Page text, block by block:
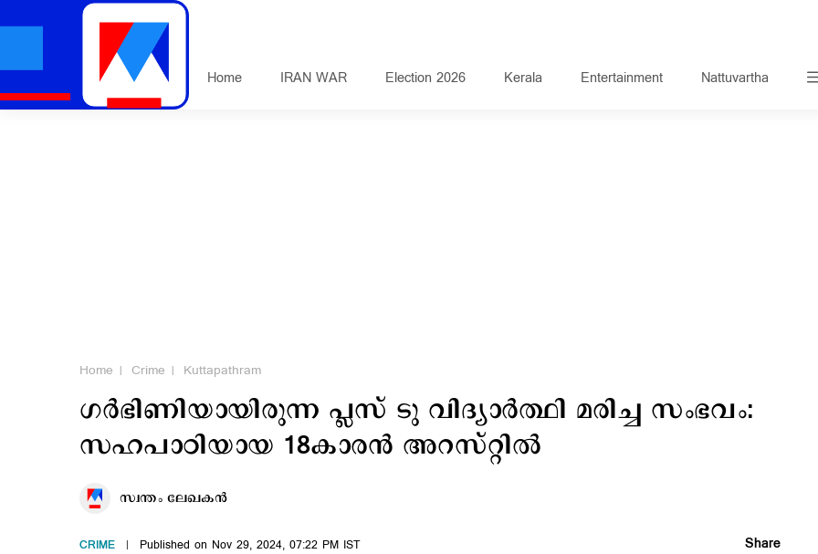
Home IRAN WAR Election 2026 Kerala Entertainment Nattuvartha
Home Crime Kuttapathram
ഗ‍ർഭിണിയായിരുന്ന പ്ലസ് ടു വിദ്യാർത്ഥി മരിച്ച സംഭവം:
സഹപാഠിയായ 18കാരൻ അറസ്റ്റിൽ
സ്വന്തം ലേഖകൻ
CRIME Published on Nov 29, 2024, 07:22 PM IST Share